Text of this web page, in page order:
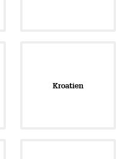
Kroatien